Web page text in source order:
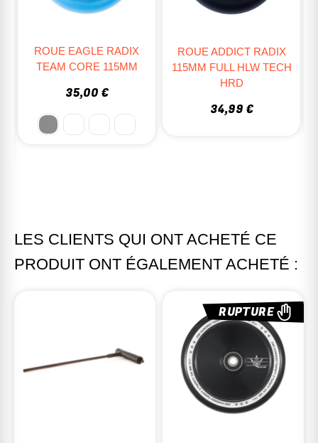
ROUE ADDICT RADIX
115MM FULL HLW TECH
ROUE ETHIC DTC
INCUBE 100MM
LES CLIENTS QUI ONT ACHETÉ CE
PRODUIT ONT ÉGALEMENT ACHETÉ :
RUPTURE